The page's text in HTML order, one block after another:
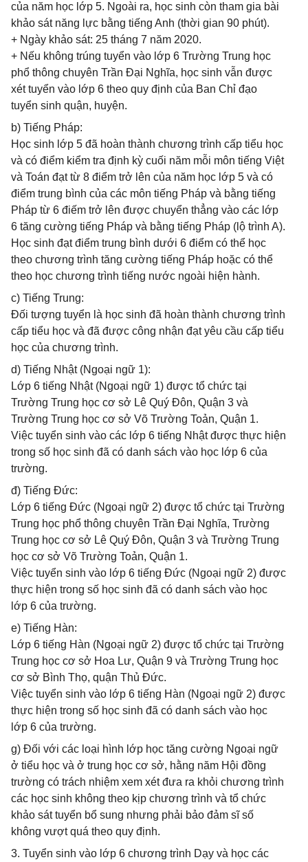
của năm học lớp 5. Ngoài ra, học sinh còn tham gia bài
khảo sát năng lực bằng tiếng Anh (thời gian 90 phút).
+ Ngày khảo sát: 25 tháng 7 năm 2020.
+ Nếu không trúng tuyển vào lớp 6 Trường Trung học
phổ thông chuyên Trần Đại Nghĩa, học sinh vẫn được
xét tuyển vào lớp 6 theo quy định của Ban Chỉ đạo
tuyển sinh quận, huyện.
b) Tiếng Pháp:
Học sinh lớp 5 đã hoàn thành chương trình cấp tiểu học
và có điểm kiểm tra định kỳ cuối năm mỗi môn tiếng Việt
và Toán đạt từ 8 điểm trở lên của năm học lớp 5 và có
điểm trung bình của các môn tiếng Pháp và bằng tiếng
Pháp từ 6 điếm trở lên được chuyển thẳng vào các lớp
6 tăng cường tiếng Pháp và bằng tiếng Pháp (lộ trình A).
Học sinh đạt điểm trung bình dưới 6 điểm có thể học
theo chương trình tăng cường tiếng Pháp hoặc có thể
theo học chương trình tiếng nước ngoài hiện hành.
c) Tiếng Trung:
Đối tượng tuyển là học sinh đã hoàn thành chương trình
cấp tiểu học và đã được công nhận đạt yêu cầu cấp tiểu
học của chương trình.
d) Tiếng Nhật (Ngoại ngữ 1):
Lớp 6 tiếng Nhật (Ngoại ngữ 1) được tổ chức tại
Trường Trung học cơ sở Lê Quý Đôn, Quận 3 và
Trường Trung học cơ sở Võ Trường Toản, Quận 1.
Việc tuyển sinh vào các lớp 6 tiếng Nhật được thực hiện
trong số học sinh đã có danh sách vào học lớp 6 của
trường.
đ) Tiếng Đức:
Lớp 6 tiếng Đức (Ngoại ngữ 2) được tổ chức tại Trường
Trung học phổ thông chuyên Trần Đại Nghĩa, Trường
Trung học cơ sở Lê Quý Đôn, Quận 3 và Trường Trung
học cơ sở Võ Trường Toản, Quận 1.
Việc tuyển sinh vào lớp 6 tiếng Đức (Ngoại ngữ 2) được
thực hiện trong số học sinh đã có danh sách vào học
lớp 6 của trường.
e) Tiếng Hàn:
Lớp 6 tiếng Hàn (Ngoại ngữ 2) được tổ chức tại Trường
Trung học cơ sở Hoa Lư, Quận 9 và Trường Trung học
cơ sở Bình Thọ, quận Thủ Đức.
Việc tuyển sinh vào lớp 6 tiếng Hàn (Ngoại ngữ 2) được
thực hiện trong số học sinh đã có danh sách vào học
lớp 6 của trường.
g) Đối với các loại hình lớp học tăng cường Ngoại ngữ
ở tiểu học và ở trung học cơ sở, hằng năm Hội đồng
trường có trách nhiệm xem xét đưa ra khỏi chương trình
các học sinh không theo kịp chương trình và tổ chức
khảo sát tuyển bổ sung nhưng phải bảo đảm sĩ số
không vượt quá theo quy định.
3. Tuyển sinh vào lớp 6 chương trình Dạy và học các